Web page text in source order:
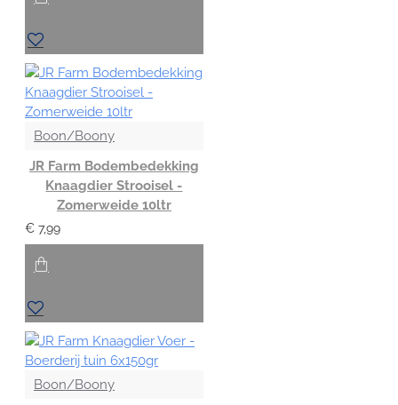
Boon/Boony
JR Farm Bodembedekking
Knaagdier Strooisel -
Zomerweide 10ltr
€ 7,99
Boon/Boony